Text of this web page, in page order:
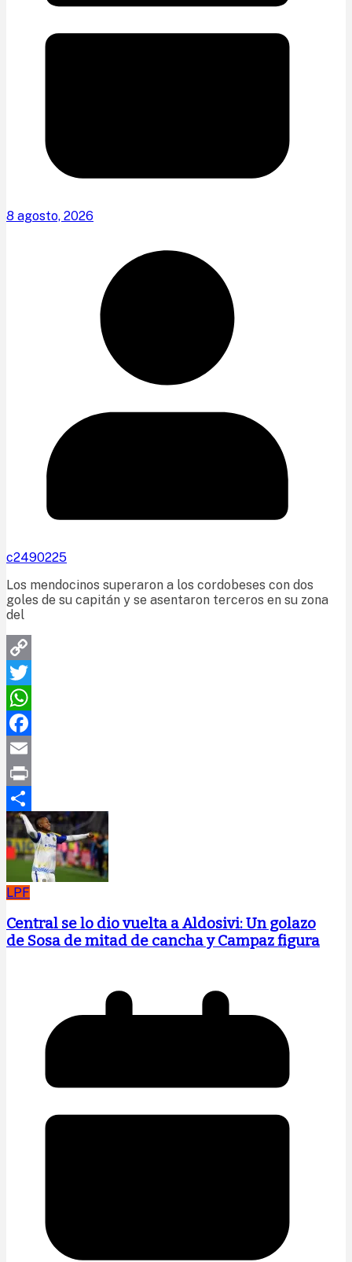
8 agosto, 2026
c2490225
Los mendocinos superaron a los cordobeses con dos
goles de su capitán y se asentaron terceros en su zona
del
Copy
Link
Twitter
WhatsApp
Facebook
Email
Print
Compartir
LPF
Central se lo dio vuelta a Aldosivi: Un golazo
de Sosa de mitad de cancha y Campaz figura